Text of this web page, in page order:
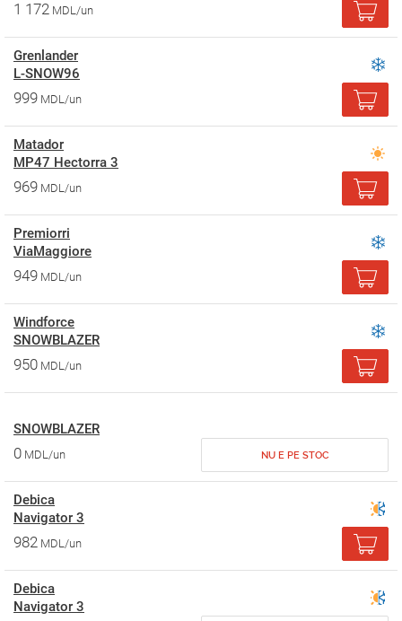
1 172 MDL/un
Grenlander
L-SNOW96
999 MDL/un
Matador
MP47 Hectorra 3
969 MDL/un
Premiorri
ViaMaggiore
949 MDL/un
Windforce
SNOWBLAZER
950 MDL/un
SNOWBLAZER
0 MDL/un NU E PE STOC
Debica
Navigator 3
982 MDL/un
Debica
Navigator 3